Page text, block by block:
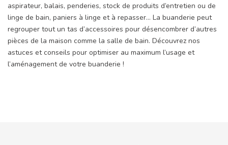
aspirateur, balais, penderies, stock de produits d’entretien ou de
linge de bain, paniers à linge et à repasser… La buanderie peut
regrouper tout un tas d’accessoires pour désencombrer d’autres
pièces de la maison comme la salle de bain. Découvrez nos
astuces et conseils pour optimiser au maximum l’usage et
l’aménagement de votre buanderie !